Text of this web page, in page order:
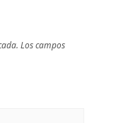
Los campos